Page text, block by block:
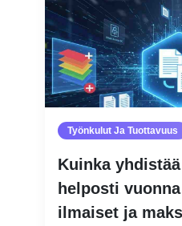
Työnkulut Ja Tuottavuus
Kuinka
helposti
ilmaiset ja